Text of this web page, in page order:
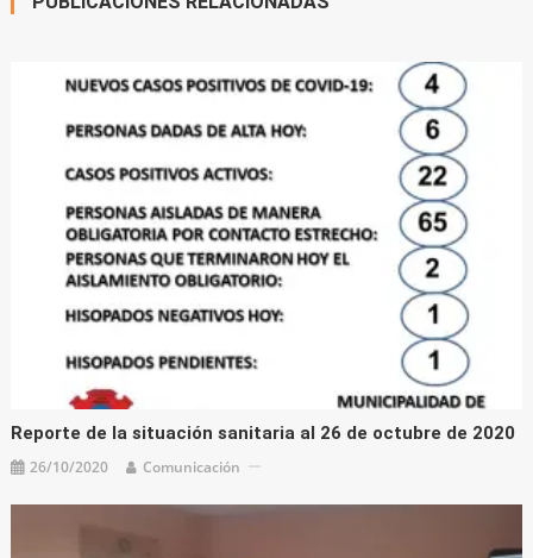
Reporte de la situación sanitaria al 26 de octubre de 2020
26/10/2020 Comunicación